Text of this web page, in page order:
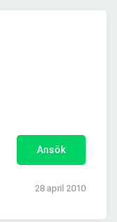
Ansök
28 april 2010